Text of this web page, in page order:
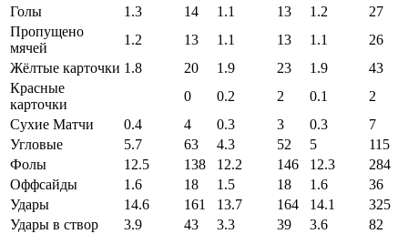
Голы
1.3 14 1.1 13 1.2
27
Пропущено
мячей
1.2 13 1.1 13 1.1
26
Жёлтые карточки 1.8 20 1.9 23 1.9
43
Красные
карточки
0 0.2 2 0.1
2
Сухие Матчи
0.4 4 0.3 3 0.3
7
Угловые
5.7 63 4.3 52 5
115
Фолы
12.5 138 12.2 146 12.3
284
Оффсайды
1.6 18 1.5 18 1.6
36
Удары
14.6 161 13.7 164 14.1
325
Удары в створ
3.9 43 3.3 39 3.6
82